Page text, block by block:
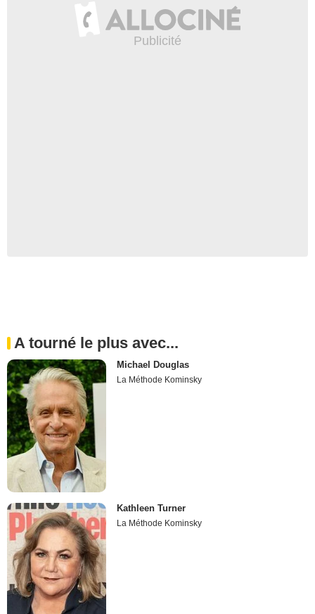
A tourné le plus avec...
Michael Douglas
La Méthode Kominsky
Kathleen Turner
La Méthode Kominsky